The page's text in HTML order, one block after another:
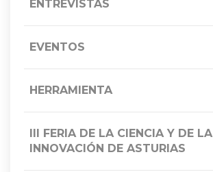
ENTREVISTAS
EVENTOS
HERRAMIENTA
III FERIA DE LA CIENCIA Y DE LA
INNOVACIÓN DE ASTURIAS